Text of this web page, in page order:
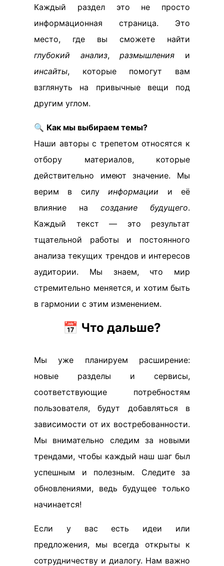
Каждый раздел это не просто
информационная страница. Это
место, где вы сможете найти
глубокий анализ,размышления и
инсайты, которые помогут вам
взглянуть на привычные вещи под
другим углом.
🔍 Как мы выбираем темы?
Наши авторы с трепетом относятся к
отбору материалов, которые
действительно имеют значение. Мы
верим в силуинформации и её
влияние на создание будущего.
Каждый текст — это результат
тщательной работы и постоянного
анализа текущих трендов и интересов
аудитории. Мы знаем, что мир
стремительно меняется, и хотим быть
в гармонии с этим изменением.
📅 Что дальше?
Мы уже планируем расширение:
новые разделы и сервисы,
соответствующие потребностям
пользователя, будут добавляться в
зависимости от их востребованности.
Мы внимательно следим за новыми
трендами, чтобы каждый наш шаг был
успешным и полезным. Следите за
обновлениями, ведь будущее только
начинается!
Если у вас есть идеи или
предложения, мы всегда открыты к
сотрудничеству и диалогу. Нам важно